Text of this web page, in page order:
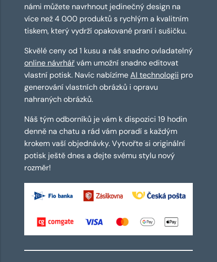
námi můžete navrhnout jedinečný design na
více než 4 000 produktů s rychlým a kvalitním
tiskem, který vydrží opakované praní i sušičku.
Skvělé ceny od 1 kusu a náš snadno ovladatelný
online návrhářvám umožní snadno editovat
vlastní potisk. Navíc nabízímeAI technologii pro
generování vlastních obrázků i opravu
nahraných obrázků.
Náš tým odborníků je vám k dispozici 19 hodin
denně na chatu a rád vám poradí s každým
krokem vaší objednávky. Vytvořte si originální
potisk ještě dnes a dejte svému stylu nový
rozměr!